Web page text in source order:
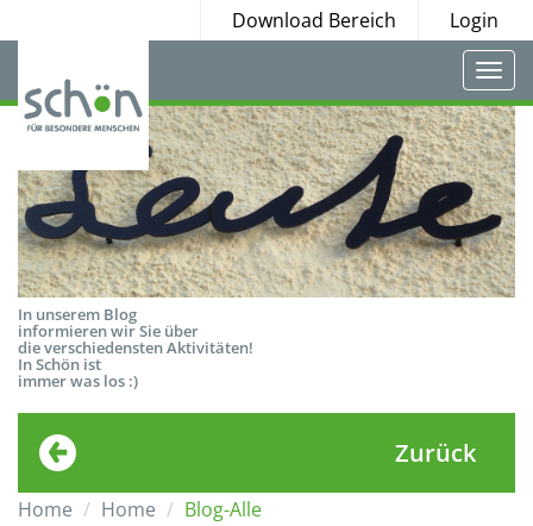
Download Bereich Login
In unserem Blog
informieren wir Sie über
die verschiedensten Aktivitäten!
In Schön ist
immer was los :)
Zurück
Home Home Blog-Alle